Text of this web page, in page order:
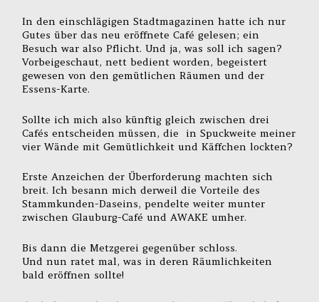
In den einschlägigen Stadtmagazinen hatte ich nur
Gutes über das neu eröffnete Café gelesen; ein
Besuch war also Pflicht. Und ja, was soll ich sagen?
Vorbeigeschaut, nett bedient worden, begeistert
gewesen von den gemütlichen Räumen und der
Essens-Karte.
Sollte ich mich also künftig gleich zwischen drei
Cafés entscheiden müssen, die in Spuckweite meiner
vier Wände mit Gemütlichkeit und Käffchen lockten?
Erste Anzeichen der Überforderung machten sich
breit. Ich besann mich derweil die Vorteile des
Stammkunden-Daseins, pendelte weiter munter
zwischen Glauburg-Café und AWAKE umher.
Bis dann die Metzgerei gegenüber schloss.
Und nun ratet mal, was in deren Räumlichkeiten
bald eröffnen sollte!